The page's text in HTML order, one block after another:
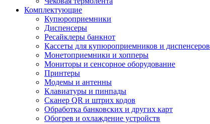
Комплектующие
Купюроприемники
Диспенсеры
Ресайклеры банкнот
Кассеты для купюроприемников и диспенсеров
Монетоприемники и хопперы
Мониторы и сенсорное оборудование
Принтеры
Модемы и антенны
Клавиатуры и пинпады
Сканер QR и штрих кодов
Обработка банковских и других карт
Обогрев и охлаждение устройств